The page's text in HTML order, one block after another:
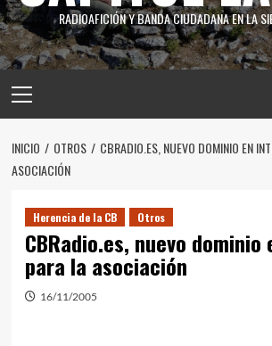
RADIOAFICIÓN Y BANDA CIUDADANA EN LA
INICIO OTROS
CBRADIO.ES, NUEVO DOMINIO EN
ASOCIACIÓN
Herencia de la CB Otros
CBRadio.es, nuevo
para la asociación
16/11/2005